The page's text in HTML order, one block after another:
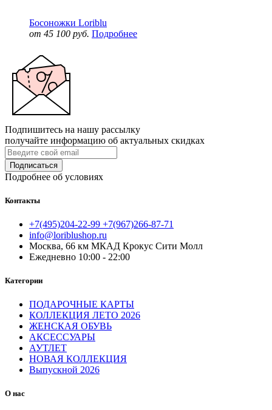
Босоножки Loriblu
от 45 100 руб. Подробнее
Подпишитесь на нашу рассылку
получайте информацию об актуальных скидках
Подписаться
Подробнее об условиях
Контакты
+7(495)204-22-99 +7(967)266-87-71
info@loriblushop.ru
Москва, 66 км МКАД Крокус Сити Молл
Ежедневно 10:00 - 22:00
Категории
ПОДАРОЧНЫЕ КАРТЫ
КОЛЛЕКЦИЯ ЛЕТО 2026
ЖЕНСКАЯ ОБУВЬ
АКСЕССУАРЫ
АУТЛЕТ
НОВАЯ КОЛЛЕКЦИЯ
Выпускной 2026
О нас